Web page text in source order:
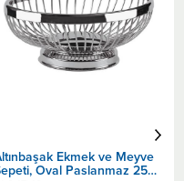
Altınbaşak Ekmek ve Meyve
Sepeti, Yuvarlak Paslanmaz
₺1.224,42
₺1.530,53
Sepete Ekle